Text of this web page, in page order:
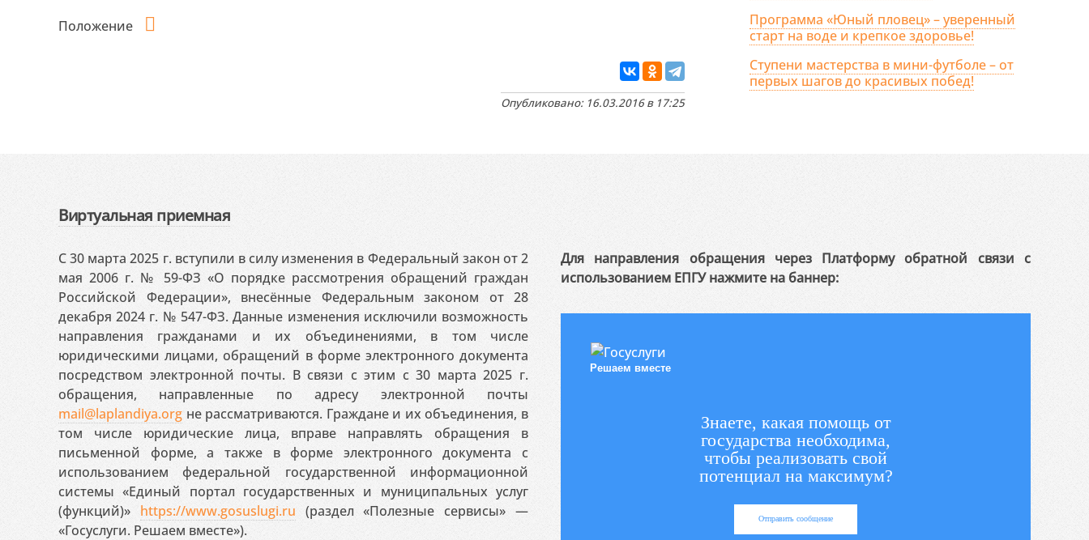
Положение
Опубликовано: 16.03.2016 в 17:25
Программа «Юный пловец» – уверенный
старт на воде и крепкое здоровье!
Ступени мастерства в мини-футболе – от
первых шагов до красивых побед!
Виртуальная приемная
С 30 марта 2025 г. вступили в силу изменения в Федеральный закон от 2
мая 2006 г. № 59-ФЗ «О порядке рассмотрения обращений граждан
Российской Федерации», внесённые Федеральным законом от 28
декабря 2024 г. № 547-ФЗ. Данные изменения исключили возможность
направления гражданами и их объединениями, в том числе
юридическими лицами, обращений в форме электронного документа
посредством электронной почты. В связи с этим с 30 марта 2025 г.
обращения, направленные по адресу электронной почты
mail@laplandiya.org не рассматриваются. Граждане и их объединения, в
том числе юридические лица, вправе направлять обращения в
письменной форме, а также в форме электронного документа с
использованием федеральной государственной информационной
системы «Единый портал государственных и муниципальных услуг
(функций)» https://www.gosuslugi.ru (раздел «Полезные сервисы» —
«Госуслуги. Решаем вместе»).
Для направления обращения через Платформу обратной связи с
использованием ЕПГУ нажмите на баннер:
Решаем вместе
Знаете, какая помощь от
государства необходима,
чтобы реализовать свой
потенциал на максимум?
Отправить сообщение